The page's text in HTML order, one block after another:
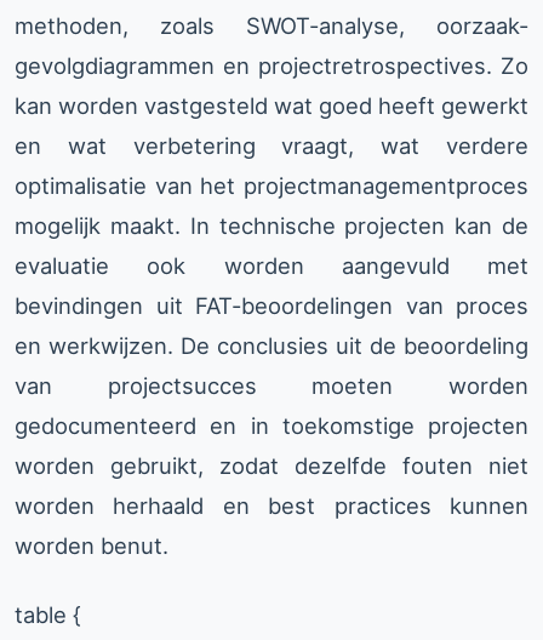
methoden, zoals SWOT-analyse, oorzaak-
gevolgdiagrammen en projectretrospectives. Zo
kan worden vastgesteld wat goed heeft gewerkt
en wat verbetering vraagt, wat verdere
optimalisatie van het projectmanagementproces
mogelijk maakt. In technische projecten kan de
evaluatie ook worden aangevuld met
bevindingen uit FAT-beoordelingen van proces
en werkwijzen. De conclusies uit de beoordeling
van projectsucces moeten worden
gedocumenteerd en in toekomstige projecten
worden gebruikt, zodat dezelfde fouten niet
worden herhaald en best practices kunnen
worden benut.
table {